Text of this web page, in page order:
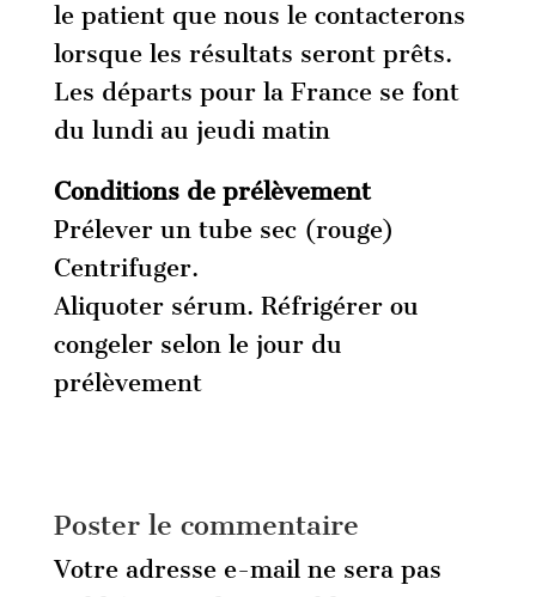
le patient que nous le contacterons
lorsque les résultats seront prêts.
Les départs pour la France se font
du lundi au jeudi matin
Conditions de prélèvement
Prélever un tube sec (rouge)
Centrifuger.
Aliquoter sérum. Réfrigérer ou
congeler selon le jour du
prélèvement
Poster le commentaire
Votre adresse e-mail ne sera pas